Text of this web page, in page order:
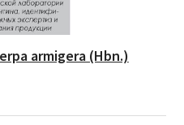
armigera (Hbn.)